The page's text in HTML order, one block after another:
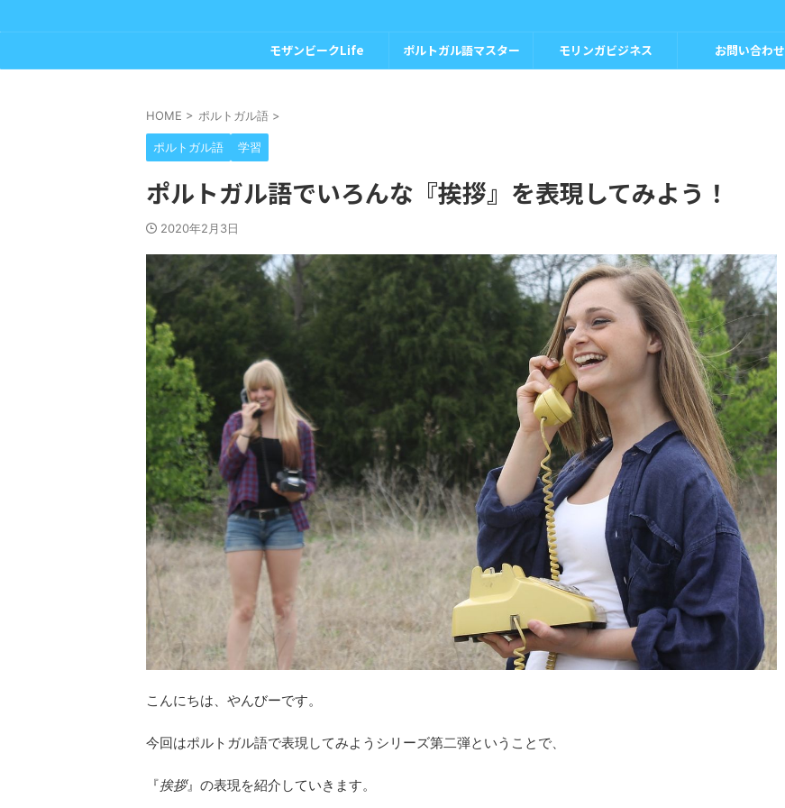
モザンビークLife ポルトガル語マスター モリンガビジネス お問い合わせ
HOME > ポルトガル語 >
ポルトガル語 学習
ポルトガル語でいろんな『挨拶』を表現してみよう！
2020年2月3日
こんにちは、やんびーです。
今回はポルトガル語で表現してみようシリーズ第二弾ということで、
『挨拶』の表現を紹介していきます。